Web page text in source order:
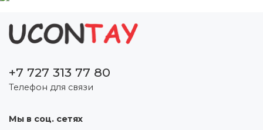
+7 727 313 77 80
Телефон для связи
Мы в соц. сетях